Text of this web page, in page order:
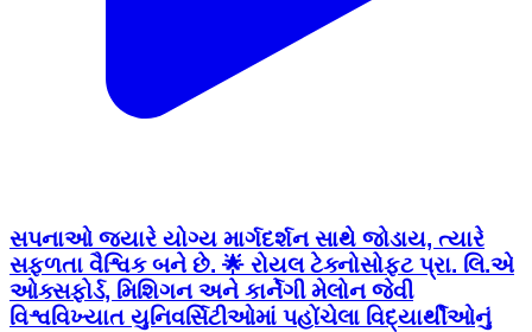
સપનાઓ જ્યારે યોગ્ય માર્ગદર્શન સાથે જોડાય, ત્યારે
સફળતા વૈશ્વિક બને છે. 🌟 રોયલ ટેક્નોસોફ્ટ પ્રા. લિ.એ
ઓક્સફોર્ડ, મિશિગન અને કાર્નેગી મેલોન જેવી
વિશ્વવિખ્યાત યુનિવર્સિટીઓમાં પહોંચેલા વિદ્યાર્થીઓનું